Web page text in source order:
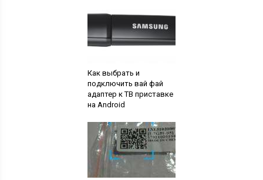
Как выбрать и
подключить вай фай
адаптер к ТВ приставке
на Android